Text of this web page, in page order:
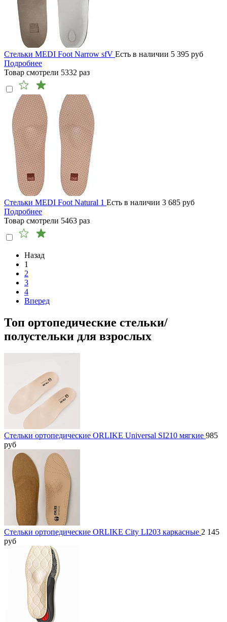
Стельки MEDI Foot Narrow sfV Есть в наличии 5 395 руб
Подробнее
Товар смотрели 5332 раз
Стельки MEDI Foot Natural 1 Есть в наличии 3 685 руб
Подробнее
Товар смотрели 5463 раз
Назад
1
2
3
4
Вперед
Топ ортопедические стельки/
полустельки для взрослых
Стельки ортопедические ORLIKE Universal SI210 мягкие 985
руб
Стельки ортопедические ORLIKE City LI203 каркасные 2 145
руб